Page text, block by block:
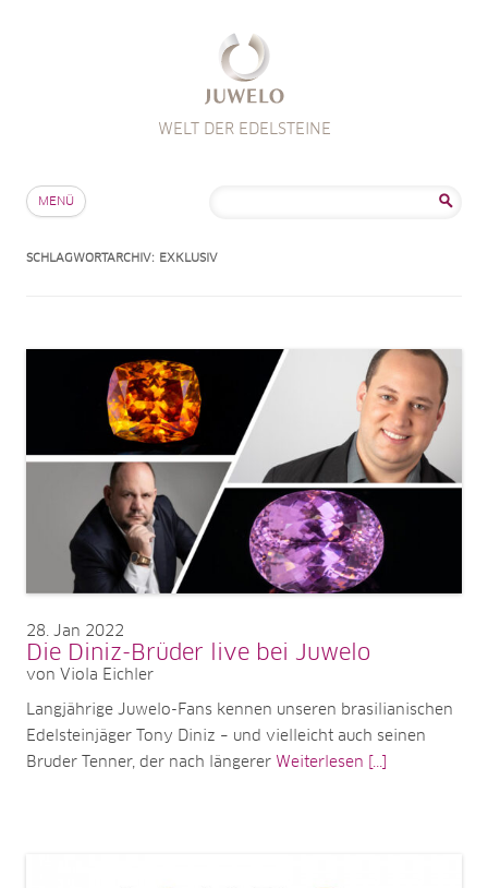
WELT DER EDELSTEINE
MENÜ
SCHLAGWORTARCHIV: EXKLUSIV
28 Jan 2022
Die Diniz-Brüder live bei Juwelo
von Viola Eichler
Langjährige Juwelo-Fans kennen unseren brasilianischen
Edelsteinjäger Tony Diniz – und vielleicht auch seinen
Bruder Tenner, der nach längerer Weiterlesen [...]